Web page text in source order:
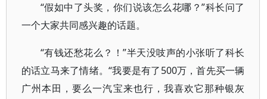
“假如中了头奖，你们说该怎么花哪？”科长问了
一个大家共同感兴趣的话题。
“有钱还愁花么？！”半天没吱声的小张听了科长
的话立马来了情绪。“我要是有了500万，首先买一辆
广州本田，要么一汽宝来也行，我喜欢它那种银灰